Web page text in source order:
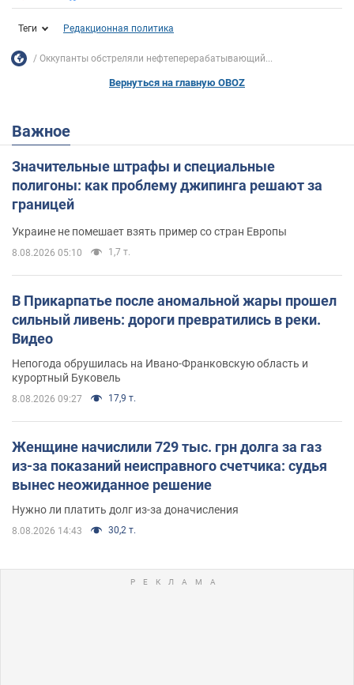
Теги Редакционная политика
Оккупанты обстреляли нефтеперерабатывающий...
Вернуться на главную OBOZ
Важное
Значительные штрафы и специальные
полигоны: как проблему джипинга решают за
границей
Украине не помешает взять пример со стран Европы
8.08.2026 05:10 1,7 т.
В Прикарпатье после аномальной жары прошел
сильный ливень: дороги превратились в реки.
Видео
Непогода обрушилась на Ивано-Франковскую область и
курортный Буковель
8.08.2026 09:27 17,9 т.
Женщине начислили 729 тыс. грн долга за газ
из-за показаний неисправного счетчика: судья
вынес неожиданное решение
Нужно ли платить долг из-за доначисления
8.08.2026 14:43 30,2 т.